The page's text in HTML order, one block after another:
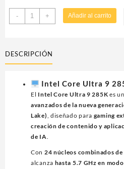
-
PROCESADOR
INTEL
ULTRA
9
IA,
SOCKET-
1851,
24CORES
C/GRAFICOS
S/DISIPADOR
cantidad
+ Añadir al carrito
DESCRIPCIÓN
Intel Core Ultra 9
El Intel Core Ultra 9 285K es
avanzados de la nueva
Lake), diseñado para gaming
creación de contenido y
de IA.
Con 24 núcleos combinados
alcanza hasta 5.7 GHz en